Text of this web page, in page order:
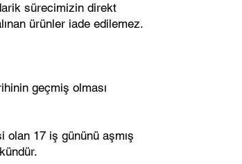
sürecimizin direkt
ürünler iade edilemez.
geçmiş olması
olan 17 iş gününü aşmış